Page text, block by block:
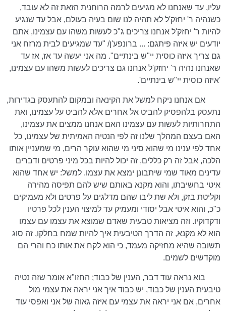
עליו, עד שאנחנו לא מגיעים לרמה הרוחנית הזאת זה לא עובד,
כשנהיה ר' יחזק'ל לא תהיה לנו שום בעיה בעולם, אבל עד שנגיע
להיות ר' יחזק'ל אנחנו צריכים ג"כ לעשות משהו עם עצמינו, אתם
יודעים יש איזה פיתגם: ... ברונפע'ן/ "עד שמגיעים לבית מרזח אני
גם צריך איזה כוסית יי"ש בינתיים". מה אני יעשה עד אז, אז עד
שאנחנו נהיה ר' יחזק'ל אנחנו גם צריכים לעשות משהו עם עצמינו,
'איזה כוסית יי"ש בינתיים'.
אם אנחנו ניקח למשל את הקינאה ובמקום להתעסק בגדירות,
נתעסק בלהפסיק להביט אל אחרים אלא להביט על עצמינו, ואת
התחרותיות לעשות עם עצמינו האם אנחנו ממצים את עצמינו,
האם בעצם המהלך שלנו זה לפי הנטיה האמיתית של עצמינו, כל
אחד לפי ענינו מי שהוא סיני מי שהוא עוקר הרים, מי שמעניין אותו
הלכה, אבל זה רק כללים, זה יכול להיות בכל מיני פרטים ודברים
עדינים מאוד שמי שיתבונן ימצא את עצמו. למשל: יש אחד שהוא
איטי בחשיבתו, והוא מקנא באותם שיש להם תפיסה מהירה
וקליטת בזק, ולא שת ליבו שהם מדלגים על פרטים ולא מעמיקים
כ"כ, והוא איטי אבל יסודי ומעמיק עד למיצוי הענין לכל פרטיו
ודקדוקיו. וזה מציאות טבעית שאדם שמוצא את עצמו עם עצמו
הוא לא מקנא, זה הדרך הטיבעית איך להיות שמח בחלקו, זה סוג
תשובה שהיא מחזיקה מעמד, כי הוא לקח את אותו כח והרי הם
מוקדשים לשמים.
בוא נראה עוד דבר, הענין של כבוד; החזו"א אומר שזה נטיה
טיבעית הענין של כבוד, יש כבוד איך אני יראה את עצמי מול
אחרים, אם אני יראה את עצמי עם איזה גאוה של אני ואפסי עוד